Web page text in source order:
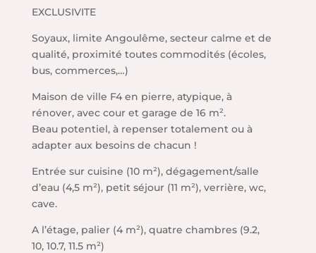
EXCLUSIVITE
Soyaux, limite Angoulême, secteur calme et de
qualité, proximité toutes commodités (écoles,
bus, commerces,…)
Maison de ville F4 en pierre, atypique, à
rénover, avec cour et garage de 16 m².
Beau potentiel, à repenser totalement ou à
adapter aux besoins de chacun !
Entrée sur cuisine (10 m²), dégagement/salle
d’eau (4,5 m²), petit séjour (11 m²), verrière, wc,
cave.
A l’étage, palier (4 m²), quatre chambres (9.2,
10, 10.7, 11.5 m²)